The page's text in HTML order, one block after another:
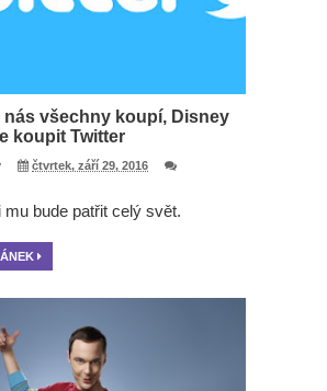
nás všechny koupí, Disney
koupit Twitter
čtvrtek, září 29, 2016
mu bude patřit celý svět.